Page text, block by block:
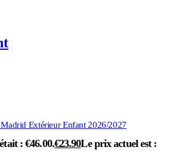
Extérieur Enfant 2026/2027
: €46.00.€23.90Le prix actuel est :